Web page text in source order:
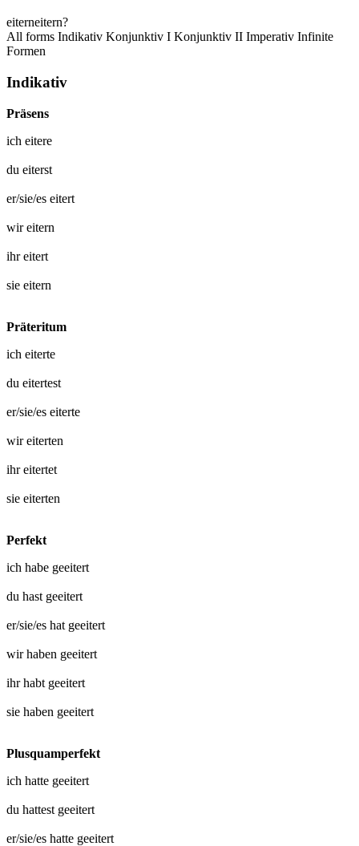
eiterneitern?
All forms Indikativ Konjunktiv I Konjunktiv II Imperativ Infinite
Formen
Indikativ
Präsens
ich eitere
du eiterst
er/sie/es eitert
wireitern
ihreitert
sie eitern
Präteritum
ich eiterte
du eitertest
er/sie/es eiterte
wireiterten
ihreitertet
sie eiterten
Perfekt
ich habe geeitert
du hast geeitert
er/sie/es hat geeitert
wir haben geeitert
ihr habt geeitert
sie haben geeitert
Plusquamperfekt
ich hatte geeitert
du hattest geeitert
er/sie/es hatte geeitert